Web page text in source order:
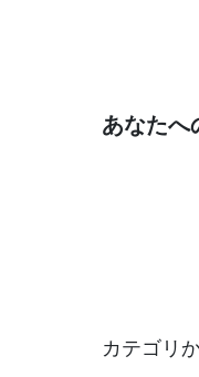
あなたへ
カテゴリ